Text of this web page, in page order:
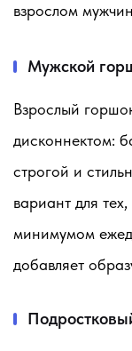
взрослом
Мужской
Взрослый
дисконнектом:
строгой и
вариант для
минимумом
добавляет